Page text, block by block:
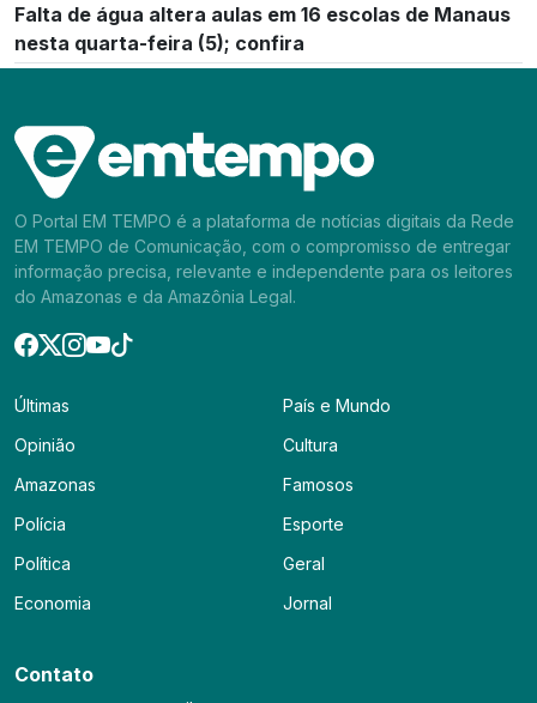
Falta de água altera aulas em 16 escolas de Manaus
nesta quarta-feira (5); confira
O Portal EM TEMPO é a plataforma de notícias digitais da Rede
EM TEMPO de Comunicação, com o compromisso de entregar
informação precisa, relevante e independente para os leitores
do Amazonas e da Amazônia Legal.
Últimas
Opinião
Amazonas
Polícia
Política
Economia
País e Mundo
Cultura
Famosos
Esporte
Geral
Jornal
Contato